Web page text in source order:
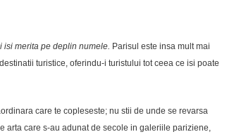
isi merita pe deplin numele. Parisul este insa mult mai
turistice, oferindu-i turistului tot ceea ce isi poate
care te copleseste; nu stii de unde se revarsa
arta care s-au adunat de secole in galeriile pariziene,